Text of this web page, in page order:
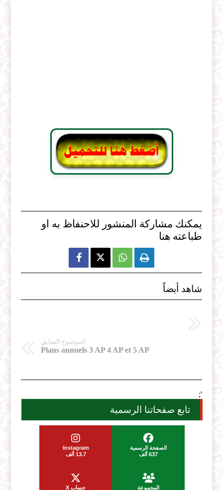
يمكنك مشاركة المنشور للاحنفاظ به او
طباعته هنا
  
شاهد أيضاً
الموضوع السابق
Plans annuels 3 AP 4 AP et 5 AP
';
تابع صفحاتنا الرسمية
الصفحة الرسمية
637 ألف
Instagram
13.7 ألف
المجموعة حساب X